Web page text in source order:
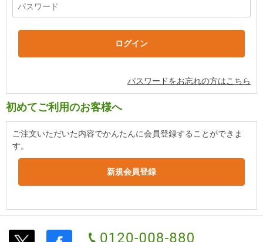
パスワードをお忘れの方はこちら
初めてご利用のお客様へ
ご注文いただいた内容でかんたんに会員登録することができま
す。